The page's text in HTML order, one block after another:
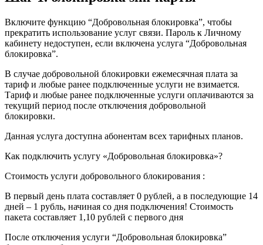
Включите функцию “Добровольная блокировка”, чтобы
прекратить использование услуг связи. Пароль к Личному
кабинету недоступен, если включена услуга “Добровольная
блокировка”.
В случае добровольной блокировки ежемесячная плата за
тариф и любые ранее подключенные услуги не взимается.
Тариф и любые ранее подключенные услуги оплачиваются за
текущий период после отключения добровольной
блокировки.
Данная услуга доступна абонентам всех тарифных планов.
Как подключить услугу «Добровольная блокировка»?
Стоимость услуги добровольного блокирования :
В первый день плата составляет 0 рублей, а в последующие 14
дней – 1 рубль, начиная со дня подключения! Стоимость
пакета составляет 1,10 рублей с первого дня
После отключения услуги “Добровольная блокировка”